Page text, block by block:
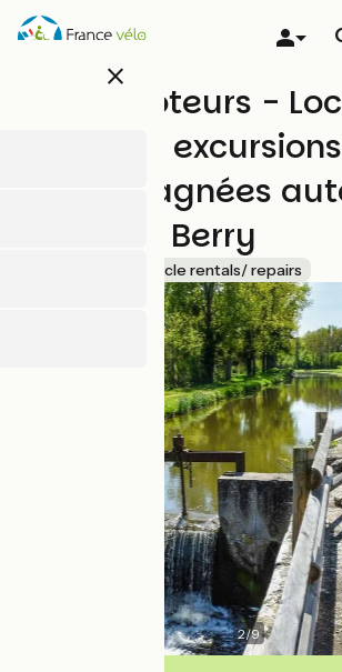
Direkt
zum
close
Aux Baboteurs -
cycles et excursions
accompagnées
canal de Berry
Bicycle rentals/ repairs
2/9